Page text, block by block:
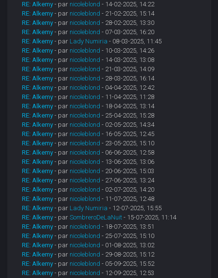
RE: Alkemy - par nicoleblond - 14-02-2025, 14:22
RE: Alkemy - par nicoleblond - 21-02-2025, 15:14
RE: Alkemy - par nicoleblond - 28-02-2025, 13:30
RE: Alkemy - par nicoleblond - 07-03-2025, 16:20
RE: Alkemy - par Lady Numiria - 08-03-2025, 11:45
RE: Alkemy - par nicoleblond - 10-03-2025, 14:26
RE: Alkemy - par nicoleblond - 14-03-2025, 13:08
RE: Alkemy - par nicoleblond - 21-03-2025, 14:09
RE: Alkemy - par nicoleblond - 28-03-2025, 16:14
RE: Alkemy - par nicoleblond - 04-04-2025, 12:42
RE: Alkemy - par nicoleblond - 11-04-2025, 11:28
RE: Alkemy - par nicoleblond - 18-04-2025, 13:14
RE: Alkemy - par nicoleblond - 25-04-2025, 15:28
RE: Alkemy - par nicoleblond - 02-05-2025, 14:34
RE: Alkemy - par nicoleblond - 16-05-2025, 12:45
RE: Alkemy - par nicoleblond - 23-05-2025, 15:10
RE: Alkemy - par nicoleblond - 06-06-2025, 12:58
RE: Alkemy - par nicoleblond - 13-06-2025, 13:06
RE: Alkemy - par nicoleblond - 20-06-2025, 15:03
RE: Alkemy - par nicoleblond - 27-06-2025, 13:24
RE: Alkemy - par nicoleblond - 02-07-2025, 14:20
RE: Alkemy - par nicoleblond - 11-07-2025, 12:48
RE: Alkemy - par Lady Numiria - 12-07-2025, 15:55
RE: Alkemy - parSombreroDeLaNuit - 15-07-2025, 11:14
RE: Alkemy - par nicoleblond - 18-07-2025, 13:51
RE: Alkemy - par nicoleblond - 25-07-2025, 15:10
RE: Alkemy - par nicoleblond - 01-08-2025, 13:02
RE: Alkemy - par nicoleblond - 29-08-2025, 15:12
RE: Alkemy - par nicoleblond - 05-09-2025, 15:52
RE: Alkemy - par nicoleblond - 12-09-2025, 12:53